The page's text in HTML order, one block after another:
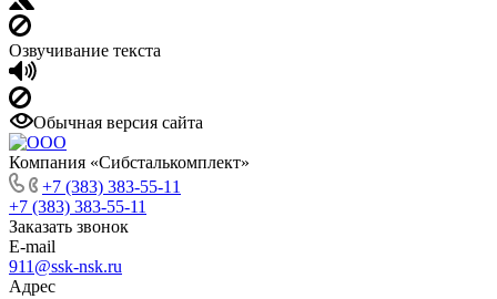
Озвучивание текста
Обычная версия сайта
Компания «Сибсталькомплект»
+7 (383) 383-55-11
+7 (383) 383-55-11
Заказать звонок
E-mail
911@ssk-nsk.ru
Адрес